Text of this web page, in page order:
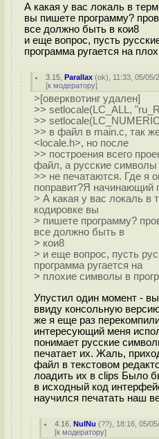
А какая у вас локаль в
вы пишете программу?
все должно быть в кои8
и еще вопрос, пусть
программа ругается на
3.15 ,Parallax (ok), 11:33, 05/05/
[к модератору]
>[оверквотинг удален]
>> setlocale(LC_ALL,
>>
>> в файл в main.c, так
<locale.h>, но после
>> построения всего
файл, а русские символы
>> не печатаются. Где я
поправит?Я начинающий
> А какая у вас локаль в
кодировке вы
> пишете программу?
все должно быть в
> кои8
> и еще вопрос, пусть
программа ругается на
> плохие символы в
Упустил один момент -
ввиду консольную
же я еще раз
интересующий меня
понимает русские
печатает их. Жаль,
файл в текстовом
лоадить их в clips Было
в исходный код
научился печатать наш
4.16 ,NuINu (??), 18:16, 05/
[к модератору]